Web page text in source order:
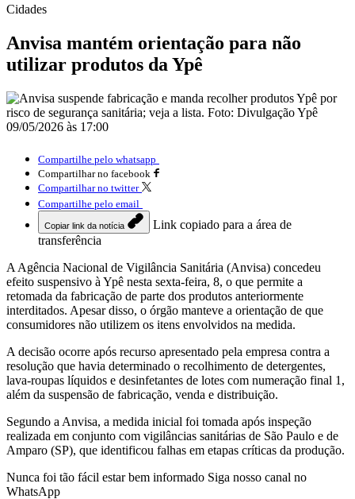
Cidades
Anvisa mantém orientação para não
utilizar produtos da Ypê
09/05/2026 às 17:00
Compartilhe pelo whatsapp
Compartilhar no facebook
Compartilhar no twitter
Compartilhe pelo email
Copiar link da notícia
Link copiado para a área de
transferência
A Agência Nacional de Vigilância Sanitária (Anvisa) concedeu
efeito suspensivo à Ypê nesta sexta-feira, 8, o que permite a
retomada da fabricação de parte dos produtos anteriormente
interditados. Apesar disso, o órgão manteve a orientação de que
consumidores não utilizem os itens envolvidos na medida.
A decisão ocorre após recurso apresentado pela empresa contra a
resolução que havia determinado o recolhimento de detergentes,
lava-roupas líquidos e desinfetantes de lotes com numeração final 1,
além da suspensão de fabricação, venda e distribuição.
Segundo a Anvisa, a medida inicial foi tomada após inspeção
realizada em conjunto com vigilâncias sanitárias de São Paulo e de
Amparo (SP), que identificou falhas em etapas críticas da produção.
Nunca foi tão fácil estar bem informado Siga nosso canal no
WhatsApp